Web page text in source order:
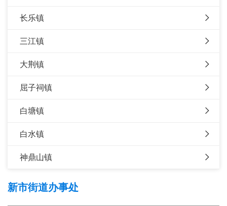
长乐镇
三江镇
大荆镇
屈子祠镇
白塘镇
白水镇
神鼎山镇
新市街道办事处